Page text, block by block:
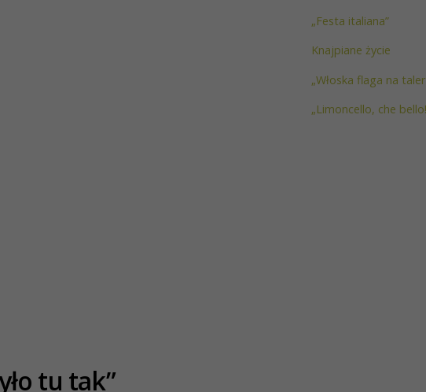
tu tak”
„Festa italiana”
Knajpiane życie
„Włoska flaga na
„Limoncello, che